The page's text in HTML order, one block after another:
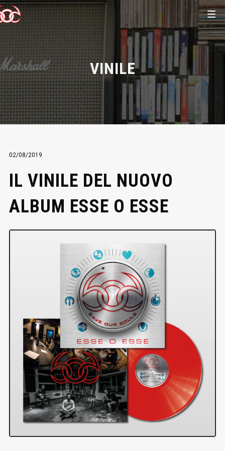
VINILE
02/08/2019
IL VINILE DEL NUOVO
ALBUM ESSE O ESSE